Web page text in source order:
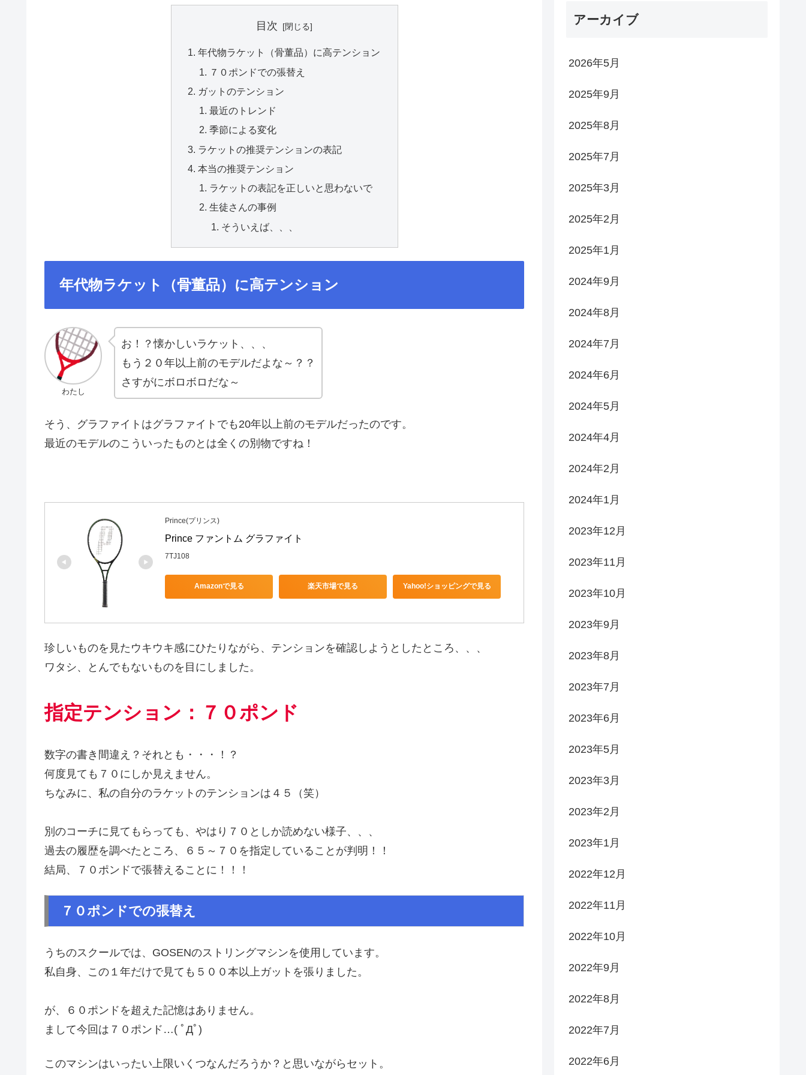
目次
年代物ラケット（骨董品）に高テンション
７０ポンドでの張替え
ガットのテンション
最近のトレンド
季節による変化
ラケットの推奨テンションの表記
本当の推奨テンション
ラケットの表記を正しいと思わないで
生徒さんの事例
そういえば、、、
年代物ラケット（骨董品）に高テンション
わたし
お！？懐かしいラケット、、、
もう２０年以上前のモデルだよな～？？
さすがにボロボロだな～
そう、グラファイトはグラファイトでも20年以上前のモデルだったのです。
最近のモデルのこういったものとは全くの別物ですね！
Prince(プリンス)
Prince ファントム グラファイト
7TJ108
Amazonで見る 楽天市場で見る Yahoo!ショッピングで見る
珍しいものを見たウキウキ感にひたりながら、テンションを確認しようとしたところ、、、
ワタシ、とんでもないものを目にしました。
指定テンション：７０ポンド
数字の書き間違え？それとも・・・！？
何度見ても７０にしか見えません。
ちなみに、私の自分のラケットのテンションは４５（笑）
別のコーチに見てもらっても、やはり７０としか読めない様子、、、
過去の履歴を調べたところ、６５～７０を指定していることが判明！！
結局、７０ポンドで張替えることに！！！
７０ポンドでの張替え
うちのスクールでは、GOSENのストリングマシンを使用しています。
私自身、この１年だけで見ても５００本以上ガットを張りました。
が、６０ポンドを超えた記憶はありません。
まして今回は７０ポンド…( ﾟДﾟ)
このマシンはいったい上限いくつなんだろうか？と思いながらセット。
アーカイブ
2026年5月
2025年9月
2025年8月
2025年7月
2025年3月
2025年2月
2025年1月
2024年9月
2024年8月
2024年7月
2024年6月
2024年5月
2024年4月
2024年2月
2024年1月
2023年12月
2023年11月
2023年10月
2023年9月
2023年8月
2023年7月
2023年6月
2023年5月
2023年3月
2023年2月
2023年1月
2022年12月
2022年11月
2022年10月
2022年9月
2022年8月
2022年7月
2022年6月